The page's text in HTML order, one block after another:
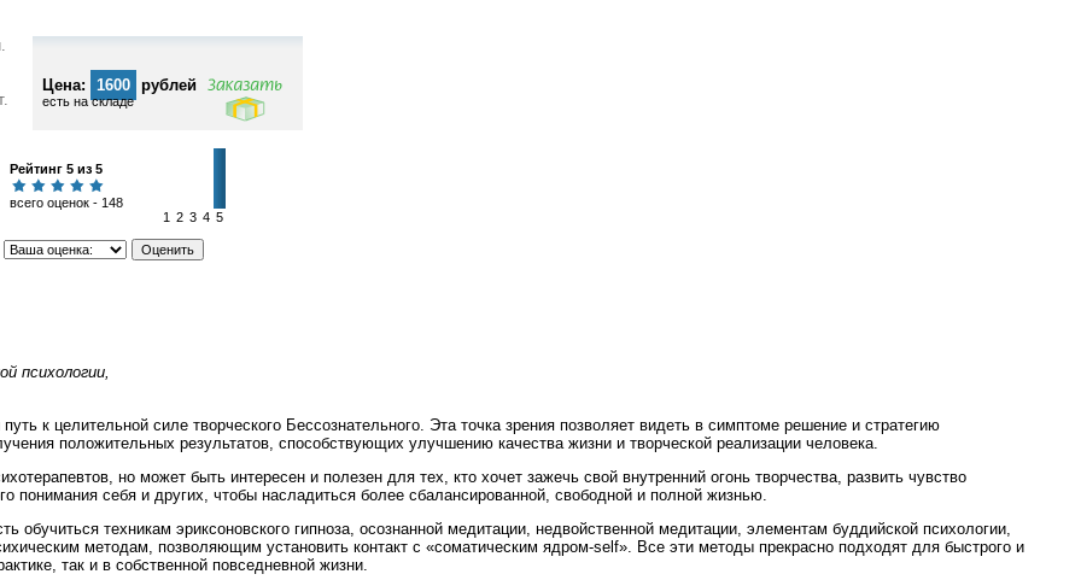
Цена: 1600 рублей
есть на складе
Рейтинг 5 из 5
всего оценок - 148
1 2 3 4 5
психологии,
к целительной силе творческого Бессознательного. Эта точка зрения позволяет видеть в симптоме решение и стратегию
положительных результатов, способствующих улучшению качества жизни и творческой реализации человека.
но может быть интересен и полезен для тех, кто хочет зажечь свой внутренний огонь творчества, развить чувство
понимания себя и других, чтобы насладиться более сбалансированной, свободной и полной жизнью.
обучиться техникам эриксоновского гипноза, осознанной медитации, недвойственной медитации, элементам буддийской психологии,
методам, позволяющим установить контакт с «соматическим ядром-self». Все эти методы прекрасно подходят для быстрого и
так и в собственной повседневной жизни.